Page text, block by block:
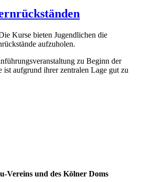
Kurse bieten Jugendlichen die
aufzuholen.
zu Beginn der
aufgrund ihrer zentralen Lage gut zu
Vereins und des Kölner Doms